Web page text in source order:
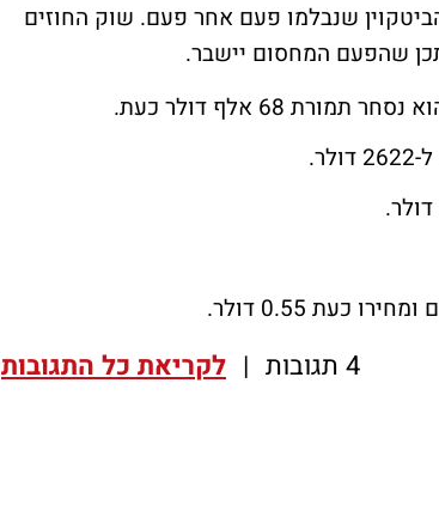
שנבלמו פעם אחר פעם. שוק החוזים
שהפעם המחסום יישבר.
4 תגובות | לקריאת כל התגובות